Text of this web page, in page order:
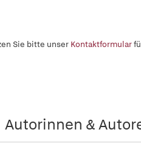
Sie bitte unser Kontaktformular
Autorinnen &